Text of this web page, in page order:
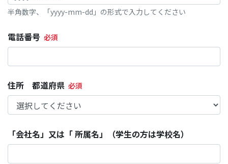
半角数字、「yyyy-mm-dd」の形式で入力してください
電話番号
住所 都道府県
「会社名」又は「 所属名」（学生の方は学校名）